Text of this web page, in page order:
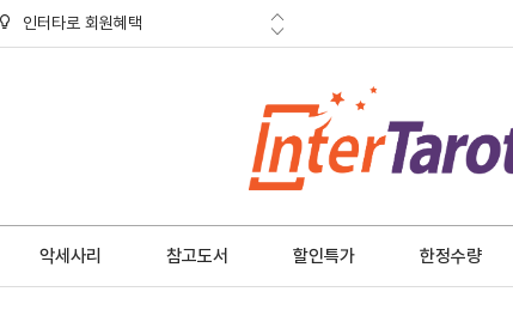
인터타로 회원혜택
악세사리 참고도서 할인특가 한정수량